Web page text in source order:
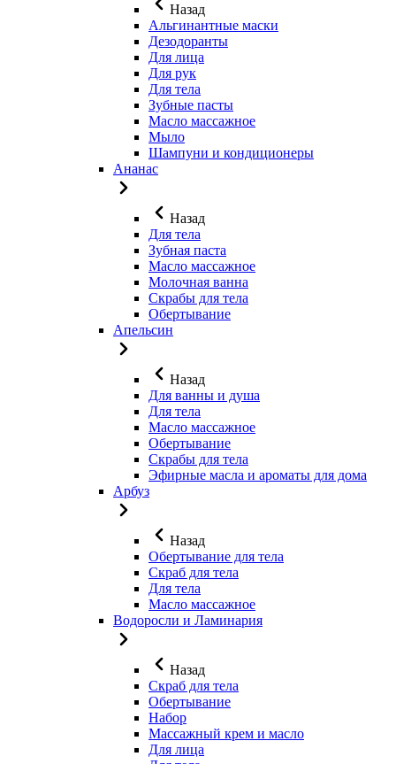
Назад
Альгинантные маски
Дезодоранты
Для лица
Для рук
Для тела
Зубные пасты
Масло массажное
Мыло
Шампуни и кондиционеры
Ананас
Назад
Для тела
Зубная паста
Масло массажное
Молочная ванна
Скрабы для тела
Обертывание
Апельсин
Назад
Для ванны и душа
Для тела
Масло массажное
Обертывание
Скрабы для тела
Эфирные масла и ароматы для дома
Арбуз
Назад
Обертывание для тела
Скраб для тела
Для тела
Масло массажное
Водоросли и Ламинария
Назад
Скраб для тела
Обертывание
Набор
Массажный крем и масло
Для лица